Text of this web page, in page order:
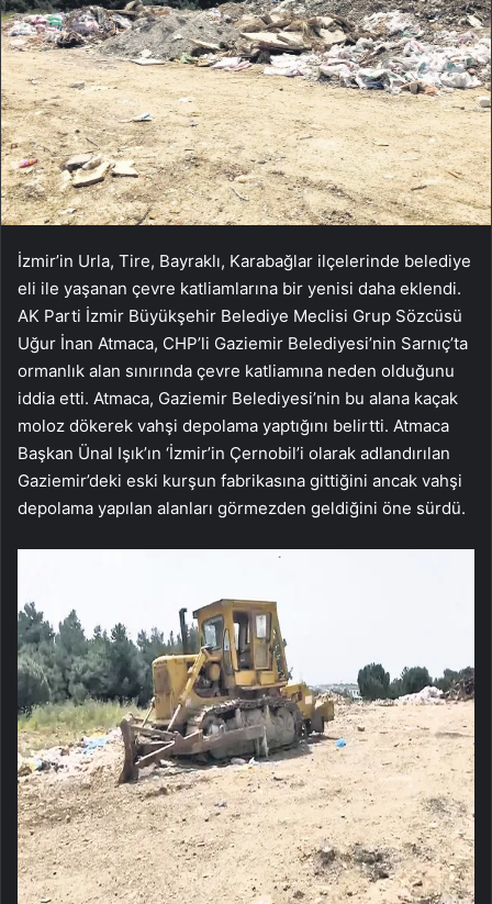
İzmir’in Urla, Tire, Bayraklı, Karabağlar ilçelerinde belediye
eli ile yaşanan çevre katliamlarına bir yenisi daha eklendi.
AK Parti İzmir Büyükşehir Belediye Meclisi Grup Sözcüsü
Uğur İnan Atmaca, CHP’li Gaziemir Belediyesi’nin Sarnıç’ta
ormanlık alan sınırında çevre katliamına neden olduğunu
iddia etti. Atmaca, Gaziemir Belediyesi’nin bu alana kaçak
moloz dökerek vahşi depolama yaptığını belirtti. Atmaca
Başkan Ünal Işık’ın ‘İzmir’in Çernobil’i olarak adlandırılan
Gaziemir’deki eski kurşun fabrikasına gittiğini ancak vahşi
depolama yapılan alanları görmezden geldiğini öne sürdü.